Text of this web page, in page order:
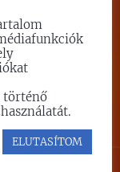
történő
ELUTASÍTOM